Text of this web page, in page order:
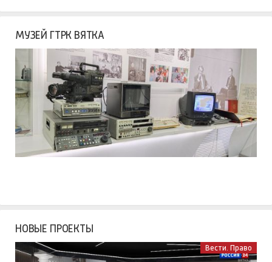
МУЗЕЙ ГТРК ВЯТКА
НОВЫЕ ПРОЕКТЫ
Вести. Право